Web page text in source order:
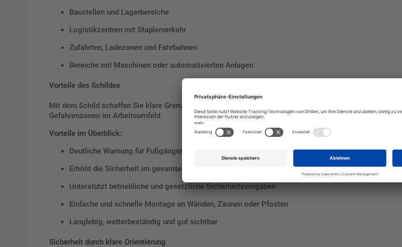
Baustellen und Lagerbereiche
Logistikzentren mit Staplerverkehr
Zufahrten, Ladezonen und Fahrbahnen
Bereiche mit Maschinen oder automatisierten Anlagen
Vorteile des Schildes
Mit dem Schild schaffen Sie klare Grenzen und verhindern Missverständnisse. Es unterstützt die
Gefahrenzonen im Arbeitsumfeld.
Vorteile im Überblick:
Deutliche Warnung für Fußgänger
Erhöht die Sicherheit im gesamten Betrieb
Unterstützt betriebliche und gesetzliche Sicherheitsvorgaben
Einfache und schnelle Montage an Wänden, Zäunen oder Pfosten
Langlebig, wetterbeständig und gut sichtbar
Sicherheit durch klare Orientierung